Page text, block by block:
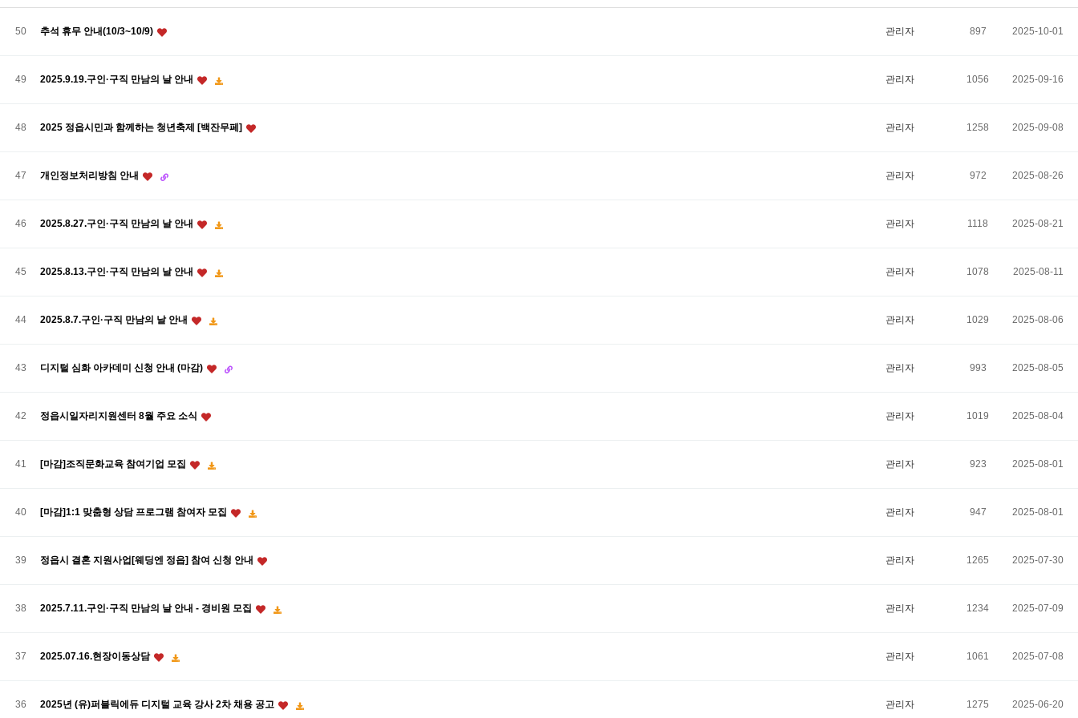
50 추석 휴무 안내(10/3~10/9) 관리자 897 2025-10-01
49 2025.9.19.구인·구직 만남의 날 안내 관리자 1056 2025-09-16
48 2025 정읍시민과 함께하는 청년축제 [백잔무페] 관리자 1258 2025-09-08
47 개인정보처리방침 안내 관리자 972 2025-08-26
46 2025.8.27.구인·구직 만남의 날 안내 관리자 1118 2025-08-21
45 2025.8.13.구인·구직 만남의 날 안내 관리자 1078 2025-08-11
44 2025.8.7.구인·구직 만남의 날 안내 관리자 1029 2025-08-06
43 디지털 심화 아카데미 신청 안내 (마감) 관리자 993 2025-08-05
42 정읍시일자리지원센터 8월 주요 소식 관리자 1019 2025-08-04
41 [마감]조직문화교육 참여기업 모집 관리자 923 2025-08-01
40 [마감]1:1 맞춤형 상담 프로그램 참여자 모집 관리자 947 2025-08-01
39 정읍시 결혼 지원사업[웨딩엔 정읍] 참여 신청 안내 관리자 1265 2025-07-30
38 2025.7.11.구인·구직 만남의 날 안내 - 경비원 모집 관리자 1234 2025-07-09
37 2025.07.16.현장이동상담 관리자 1061 2025-07-08
36 2025년 (유)퍼블릭에듀 디지털 교육 강사 2차 채용 공고 관리자 1275 2025-06-20